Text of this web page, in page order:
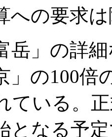
への要求
」の詳
」の100倍
ている。
となる予